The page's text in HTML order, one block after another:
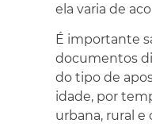
ela varia de
É importante
documentos
do tipo de
idade, por
urbana, rural e